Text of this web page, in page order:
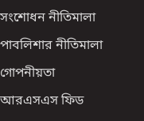
সংশোধন নীতিমালা
পাবলিশার নীতিমালা
গোপনীয়তা
আরএসএস ফিড